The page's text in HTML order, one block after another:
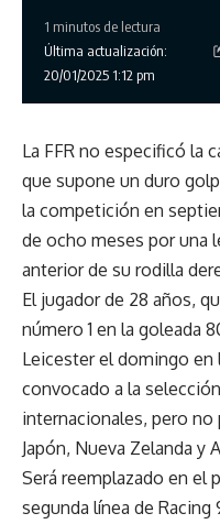
Última actualización:
20/01/2025 1:12 pm
1 minutos de lectura
La FFR no especificó la
que supone un duro
la competición en
de ocho meses por una
anterior de su rodilla
El jugador de 28 años,
número 1 en la goleada
Leicester el domingo en
convocado a la
internacionales, pero
Japón, Nueva Zelanda y
Será reemplazado en el
segunda línea de